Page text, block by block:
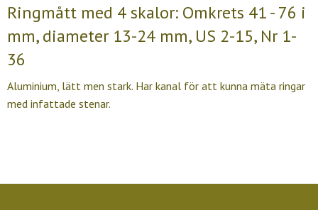
Ringmått med 4 skalor: Omkrets 41 - 76 i
mm, diameter 13-24 mm, US 2-15, Nr 1-
36
Aluminium, lätt men stark. Har kanal för att kunna mäta ringar
med infattade stenar.